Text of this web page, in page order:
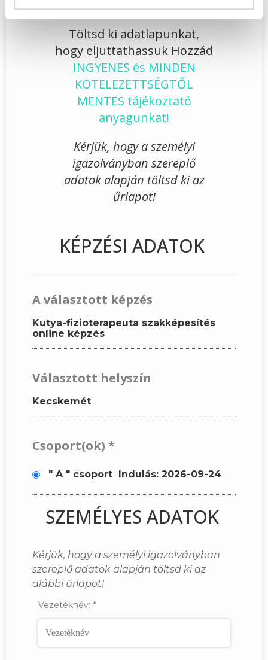
Töltsd ki adatlapunkat,
hogy eljuttathassuk Hozzád
INGYENES és MINDEN
KÖTELEZETTSÉGTŐL
MENTES tájékoztató
anyagunkat!
Kérjük, hogy a személyi
igazolványban szereplő
adatok alapján töltsd ki az
űrlapot!
KÉPZÉSI ADATOK
A választott képzés
Kutya-fizioterapeuta szakképesítés
online képzés
Választott helyszín
Kecskemét
Csoport(ok) *
" A " csoport Indulás: 2026-09-24
SZEMÉLYES ADATOK
Kérjük, hogy a személyi igazolványban
szereplő adatok alapján töltsd ki az
alábbi űrlapot!
Vezetéknév: *